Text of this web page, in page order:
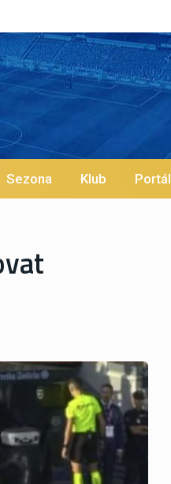
Sezona Klub Portál